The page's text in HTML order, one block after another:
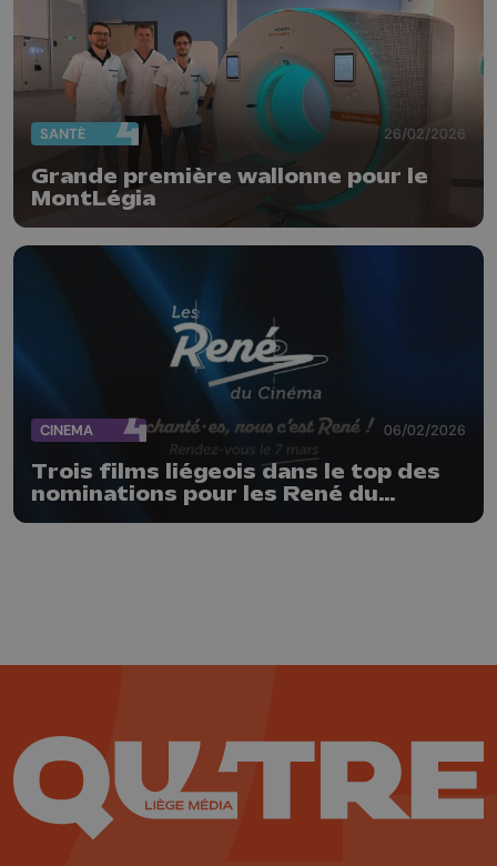
SANTÉ 26/02/2026
Grande première wallonne pour le
MontLégia
CINEMA 06/02/2026
Trois films liégeois dans le top des
nominations pour les René du